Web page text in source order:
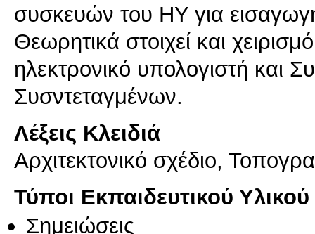
συσκευών του ΗΥ για
Θεωρητικά στοιχεί και
ηλεκτρονικό υπολογιστή και
Συσντεταγμένων.
Λέξεις Κλειδιά
Αρχιτεκτονικό σχέδιο,
Τύποι Εκπαιδευτικού Υλικού
Σημειώσεις